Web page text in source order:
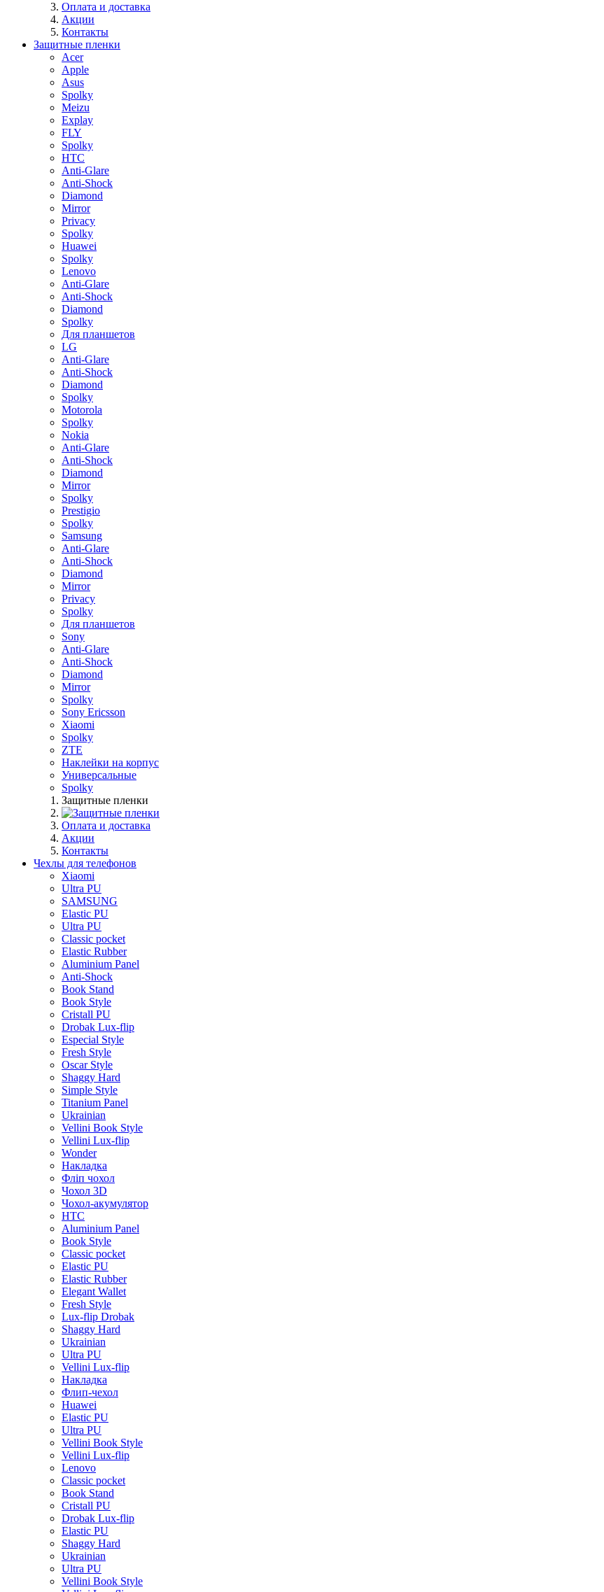
Оплата и доставка
Акции
Контакты
Защитные пленки
Acer
Apple
Asus
Spolky
Meizu
Explay
FLY
Spolky
HTC
Anti-Glare
Anti-Shock
Diamond
Mirror
Privacy
Spolky
Huawei
Spolky
Lenovo
Anti-Glare
Anti-Shock
Diamond
Spolky
Для планшетов
LG
Anti-Glare
Anti-Shock
Diamond
Spolky
Motorola
Spolky
Nokia
Anti-Glare
Anti-Shock
Diamond
Mirror
Spolky
Prestigio
Spolky
Samsung
Anti-Glare
Anti-Shock
Diamond
Mirror
Privacy
Spolky
Для планшетов
Sony
Anti-Glare
Anti-Shock
Diamond
Mirror
Spolky
Sony Ericsson
Xiaomi
Spolky
ZTE
Наклейки на корпус
Универсальные
Spolky
Защитные пленки
Оплата и доставка
Акции
Контакты
Чехлы для телефонов
Xiaomi
Ultra PU
SAMSUNG
Elastic PU
Ultra PU
Classic pocket
Elastic Rubber
Aluminium Panel
Anti-Shock
Book Stand
Book Style
Cristall PU
Drobak Lux-flip
Especial Style
Fresh Style
Oscar Style
Shaggy Hard
Simple Style
Titanium Panel
Ukrainian
Vellini Book Style
Vellini Lux-flip
Wonder
Накладка
Фліп чохол
Чохол 3D
Чохол-акумулятор
HTC
Aluminium Panel
Book Style
Classic pocket
Elastic PU
Elastic Rubber
Elegant Wallet
Fresh Style
Lux-flip Drobak
Shaggy Hard
Ukrainian
Ultra PU
Vellini Lux-flip
Накладка
Флип-чехол
Huawei
Elastic PU
Ultra PU
Vellini Book Style
Vellini Lux-flip
Lenovo
Classic pocket
Book Stand
Cristall PU
Drobak Lux-flip
Elastic PU
Shaggy Hard
Ukrainian
Ultra PU
Vellini Book Style